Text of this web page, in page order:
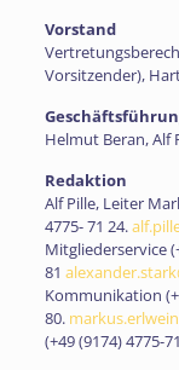
Vorstand
Vorsitzender),
Helmut Beran, Alf
Redaktion
Alf Pille, Leiter
4775- 71 24.
Mitgliederservice (
81
Kommunikation (
80.
(+49 (9174) 4775-